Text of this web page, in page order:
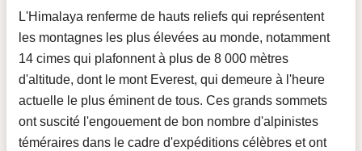
L'Himalaya renferme de hauts reliefs qui représentent
les montagnes les plus élevées au monde, notamment
14 cimes qui plafonnent à plus de 8 000 mètres
d'altitude, dont le mont Everest, qui demeure à l'heure
actuelle le plus éminent de tous. Ces grands sommets
ont suscité l'engouement de bon nombre d'alpinistes
téméraires dans le cadre d'expéditions célèbres et ont